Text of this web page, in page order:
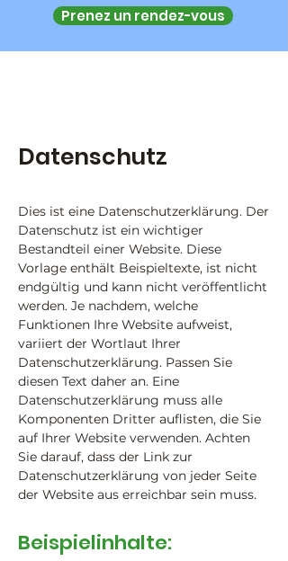
Prenez un rendez-vous
Datenschutz
Dies ist eine Datenschutzerklärung. Der
Datenschutz ist ein wichtiger
Bestandteil einer Website. Diese
Vorlage enthält Beispieltexte, ist nicht
endgültig und kann nicht veröffentlicht
werden. Je nachdem, welche
Funktionen Ihre Website aufweist,
variiert der Wortlaut Ihrer
Datenschutzerklärung. Passen Sie
diesen Text daher an. Eine
Datenschutzerklärung muss alle
Komponenten Dritter auflisten, die Sie
auf Ihrer Website verwenden. Achten
Sie darauf, dass der Link zur
Datenschutzerklärung von jeder Seite
der Website aus erreichbar sein muss.
Beispielinhalte: